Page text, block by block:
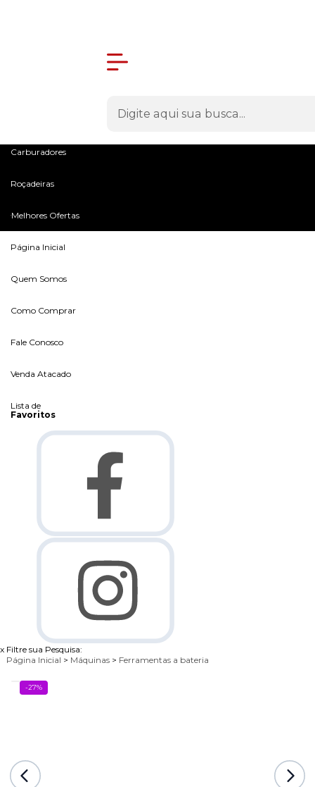
Carburadores
Roçadeiras
Melhores Ofertas
Página Inicial
Quem Somos
Como Comprar
Fale Conosco
Venda Atacado
Lista de
Favoritos
x Filtre sua Pesquisa:
Página Inicial > Máquinas > Ferramentas a bateria
-27%